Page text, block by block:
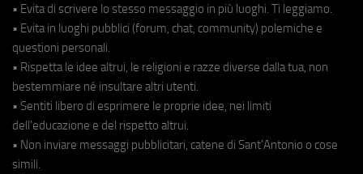
• Evita di scrivere lo stesso messaggio in più luoghi. Ti leggiamo.
• Evita in luoghi pubblici (forum, chat, community) polemiche e
questioni personali.
• Rispetta le idee altrui, le religioni e razze diverse dalla tua, non
bestemmiare né insultare altri utenti.
• Sentiti libero di esprimere le proprie idee, nei limiti
dell'educazione e del rispetto altrui.
• Non inviare messaggi pubblicitari, catene di Sant'Antonio o cose
simili.